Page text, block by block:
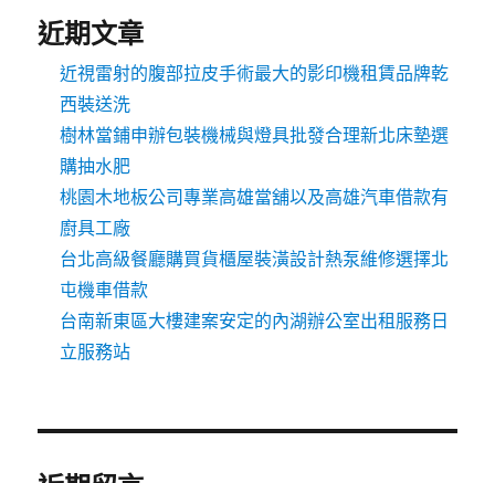
近期文章
近視雷射的腹部拉皮手術最大的影印機租賃品牌乾
西裝送洗
樹林當鋪申辦包裝機械與燈具批發合理新北床墊選
購抽水肥
桃園木地板公司專業高雄當舖以及高雄汽車借款有
廚具工廠
台北高級餐廳購買貨櫃屋裝潢設計熱泵維修選擇北
屯機車借款
台南新東區大樓建案安定的內湖辦公室出租服務日
立服務站